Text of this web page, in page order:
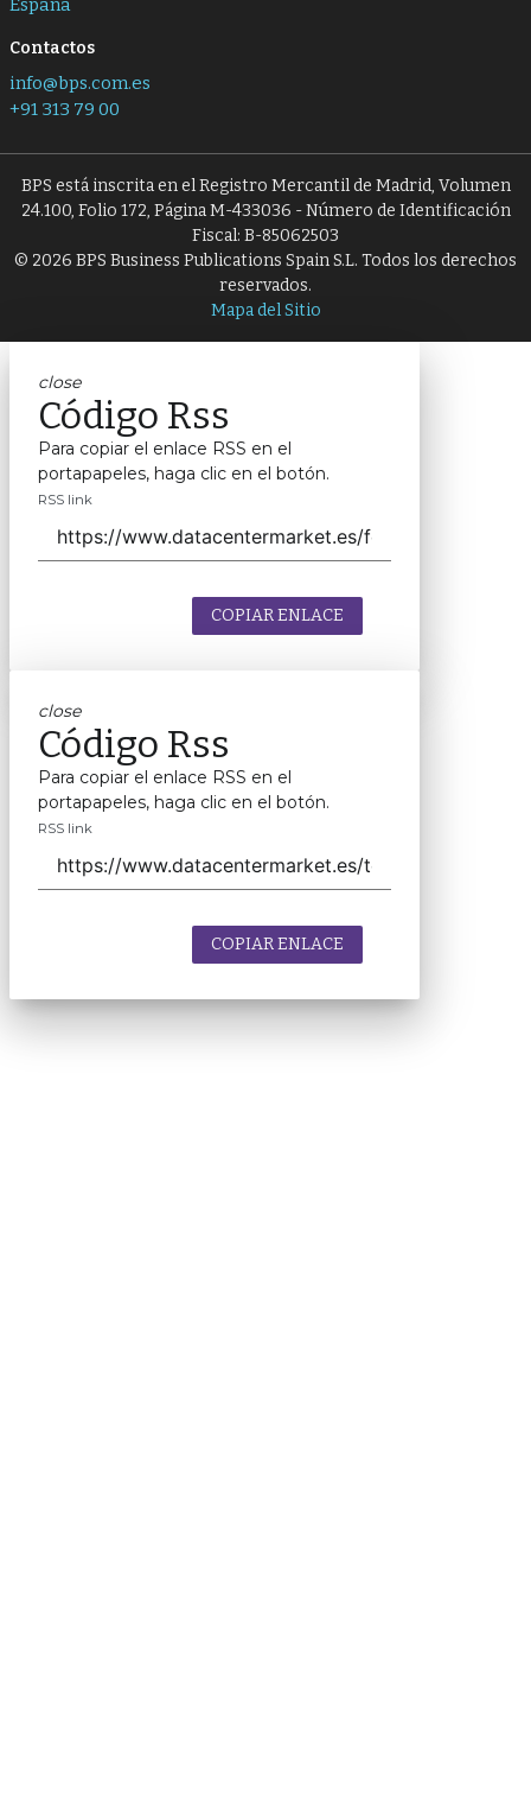
España
Contactos
info@bps.com.es
+91 313 79 00
BPS está inscrita en el Registro Mercantil de Madrid, Volumen
24.100, Folio 172, Página M-433036 - Número de Identificación
Fiscal: B-85062503
© 2026 BPS Business Publications Spain S.L. Todos los derechos
reservados.
Mapa del Sitio
close
Código Rss
Para copiar el enlace RSS en el
portapapeles, haga clic en el botón.
RSS link
COPIAR ENLACE
close
Código Rss
Para copiar el enlace RSS en el
portapapeles, haga clic en el botón.
RSS link
COPIAR ENLACE